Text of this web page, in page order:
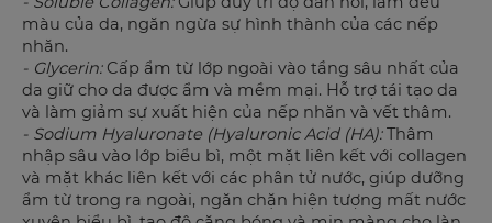
màu của da, ngăn ngừa sự hình thành của các nếp
nhăn.
- Glycerin:Cấp ẩm từ lớp ngoài vào tầng sâu nhất của
da giữ cho da được ẩm và mềm mại. Hỗ trợ tái tạo da
và làm giảm sự xuất hiện của nếp nhăn và vết thâm.
- Sodium Hyaluronate (Hyaluronic Acid (HA):Thâm
nhập sâu vào lớp biểu bì, một mặt liên kết với collagen
và mặt khác liên kết với các phân tử nước, giúp dưỡng
ẩm từ trong ra ngoài, ngăn chặn hiện tượng mất nước